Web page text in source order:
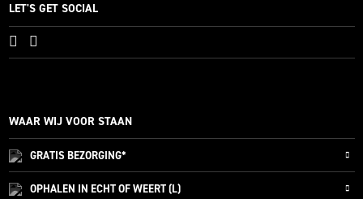
LET'S GET SOCIAL
WAAR WIJ VOOR STAAN
GRATISBEZORGING*
OPHALEN IN ECHT OF WEERT (L)